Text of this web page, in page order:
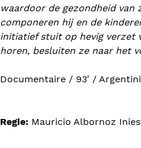
waardoor de gezondheid
componeren hij en de
initiatief stuit op hevig verzet
horen, besluiten ze naar het
Documentaire / 93′ /
Regie: Mauricio Albornoz